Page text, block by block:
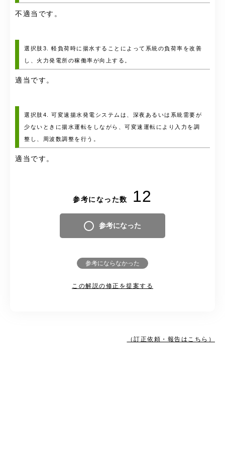
不適当です。
選択肢3. 軽負荷時に揚水することによって系統の負荷率を改善
し、火力発電所の稼働率が向上する。
適当です。
選択肢4. 可変速揚水発電システムは、深夜あるいは系統需要が
少ないときに揚水運転をしながら、可変速運転により入力を調
整し、周波数調整を行う。
適当です。
参考になった数 12
参考になった
参考にならなかった
この解説の修正を提案する
（訂正依頼・報告はこちら）